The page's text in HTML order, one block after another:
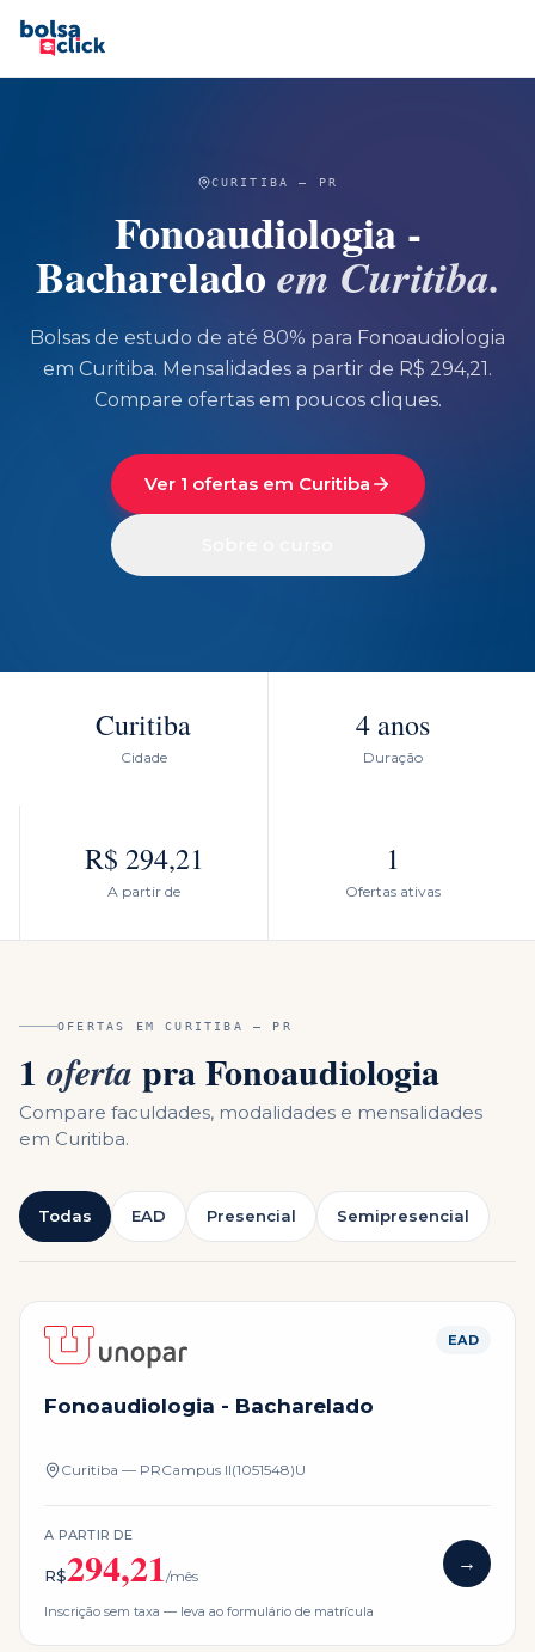
CURITIBA — PR
Fonoaudiologia -
Bachareladoem Curitiba.
Bolsas de estudo de até 80% para Fonoaudiologia
em Curitiba. Mensalidades a partir de R$ 294,21.
Compare ofertas em poucos cliques.
Ver 1 ofertas em Curitiba
Curitiba
Cidade
4 anos
Duração
R$ 294,21
A partir de
1
Ofertas ativas
OFERTAS EMCURITIBA — PR
1 oferta praFonoaudiologia
Compare faculdades, modalidades e mensalidades
em Curitiba.
Todas EAD Presencial Semipresencial
EAD
Fonoaudiologia - Bacharelado
Curitiba — PRCampus II(1051548)U
A PARTIR DE
R$294,21/mês
→
Inscrição sem taxa — leva ao formulário de matrícula